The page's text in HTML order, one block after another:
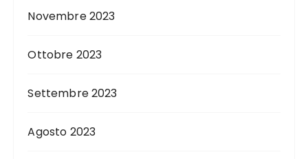
Novembre 2023
Ottobre 2023
Settembre 2023
Agosto 2023